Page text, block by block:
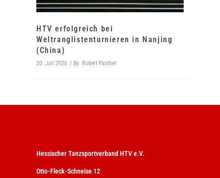
HTV erfolgreich bei
Weltranglistenturnieren in Nanjing
(China)
20. Juli 2026 By Robert Panther
Hessischer Tanzsportverband HTV e.V.
Otto-Fleck-Schneise 12